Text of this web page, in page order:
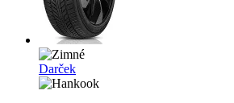
Darček